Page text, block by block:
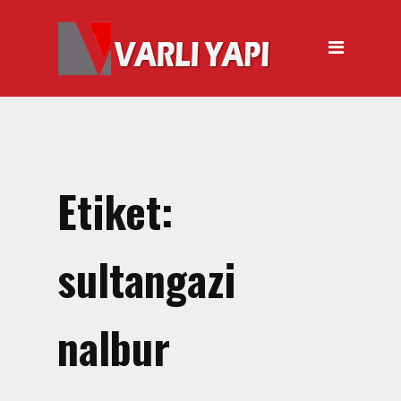
ANASAYFA
HAKKIMIZDA
Tabancası
El Arabası Satışı – Toptan,
Perakende Satış
İnşaat Küreği
Etiket:
sultangazi
nalbur